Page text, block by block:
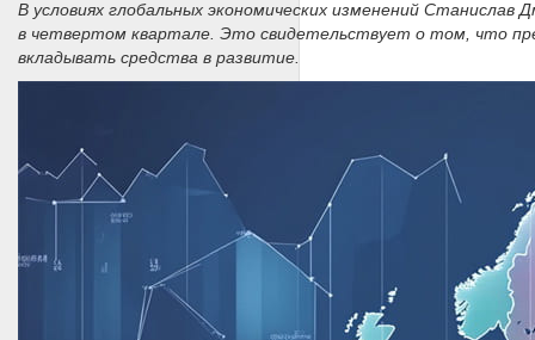
В условиях глобальных экономических изменений
в четвертом квартале. Это свидетельствует о том, что
вкладывать средства в развитие.